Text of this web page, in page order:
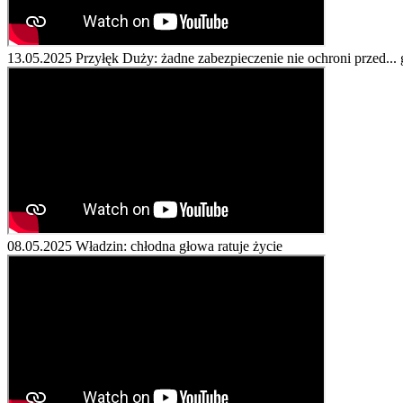
13.05.2025 Przyłęk Duży: żadne zabezpieczenie nie ochroni przed...
08.05.2025 Władzin: chłodna głowa ratuje życie